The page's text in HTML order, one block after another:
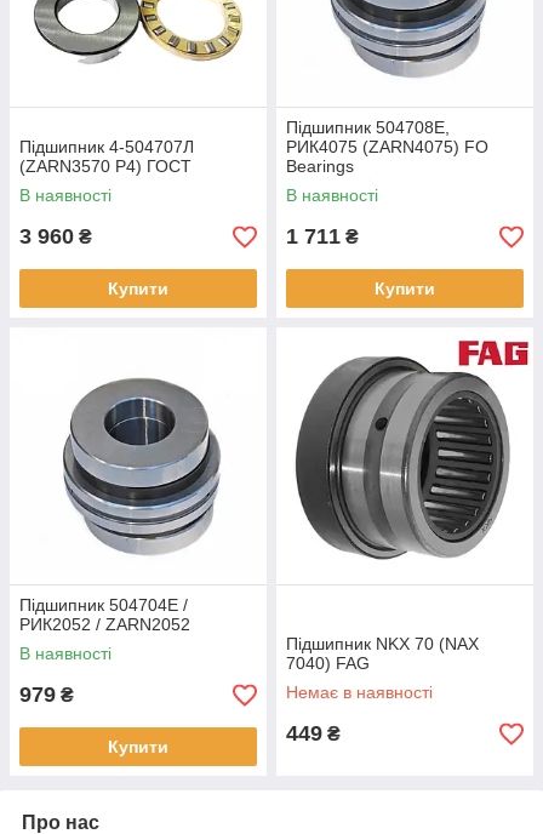
Підшипник 4-504707Л
(ZARN3570 P4) ГОСТ
В наявності
3 960 ₴
Купити
Підшипник 504708Е,
РИК4075 (ZARN4075) FO
Bearings
В наявності
1 711 ₴
Купити
Підшипник 504704Е /
РИК2052 / ZARN2052
В наявності
979 ₴
Купити
Підшипник NKX 70 (NAX
7040) FAG
Немає в наявності
449 ₴
Про нас